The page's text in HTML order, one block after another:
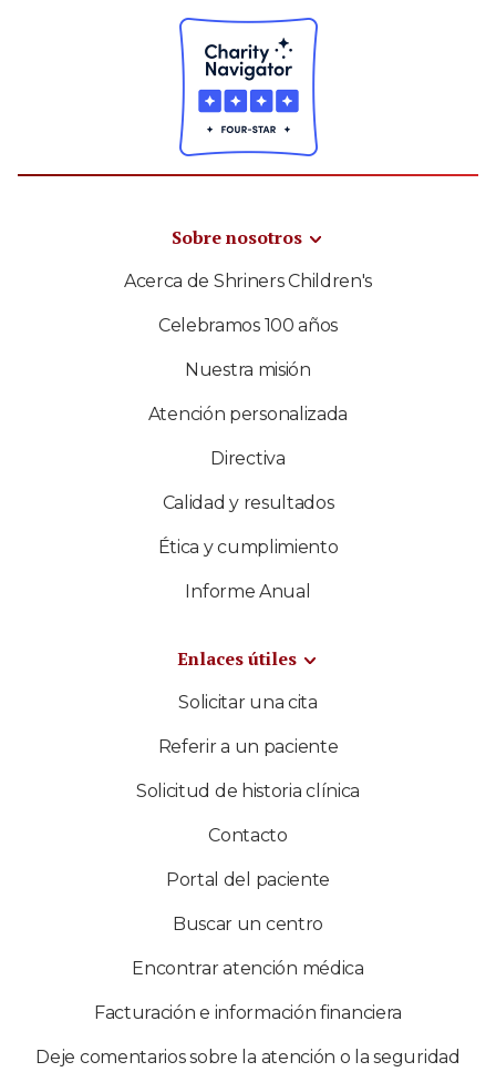
Sobre nosotros
Acerca de Shriners Children's
Celebramos 100 años
Nuestra misión
Atención personalizada
Directiva
Calidad y resultados
Ética y cumplimiento
Informe Anual
Enlaces útiles
Solicitar una cita
Referir a un paciente
Solicitud de historia clínica
Contacto
Portal del paciente
Buscar un centro
Encontrar atención médica
Facturación e información financiera
Deje comentarios sobre la atención o la seguridad